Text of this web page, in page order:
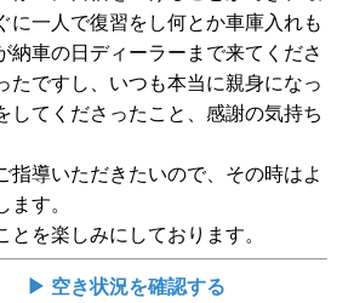
に一人で復習をし何とか車庫入れも
納車の日ディーラーまで来てくださ
たですし、いつも本当に親身になっ
してくださったこと、感謝の気持ち
指導いただきたいので、その時はよ
す。
とを楽しみにしております。
▶ 空き状況を確認する